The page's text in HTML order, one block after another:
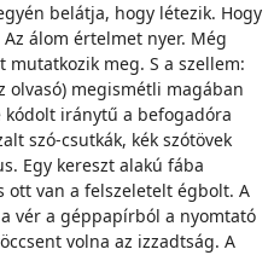
belátja, hogy létezik. Hogy
álom értelmet nyer. Még
mutatkozik meg. S a szellem:
olvasó) megismétli magában
kódolt iránytű a befogadóra
szó-csutkák, kék szótövek
Egy kereszt alakú fába
ott van a felszeletelt égbolt. A
vér a géppapírból a nyomtató
volna az izzadtság. A